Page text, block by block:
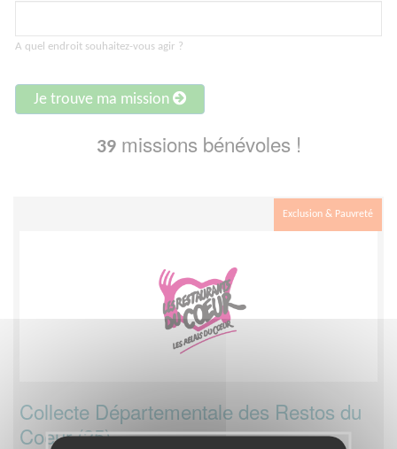
A quel endroit souhaitez-vous agir ?
Je trouve ma mission
39missions bénévoles !
Exclusion & Pauvreté
Collecte Départementale des Restos du
Coeur (35)